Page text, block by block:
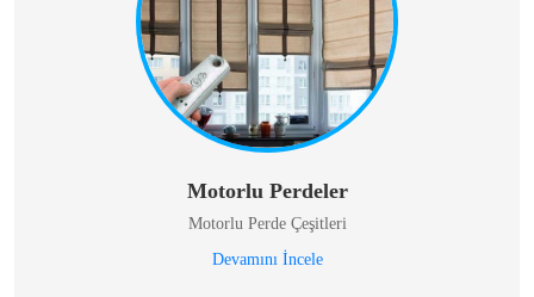
Motorlu Perdeler
Motorlu Perde Çeşitleri
Devamını İncele